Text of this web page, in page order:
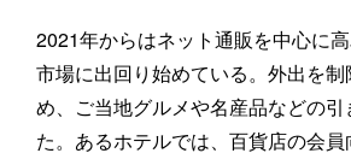
2021年からはネット通販を中心に
市場に出回り始めている。外出を制
め、ご当地グルメや名産品などの引
た。あるホテルでは、百貨店の会